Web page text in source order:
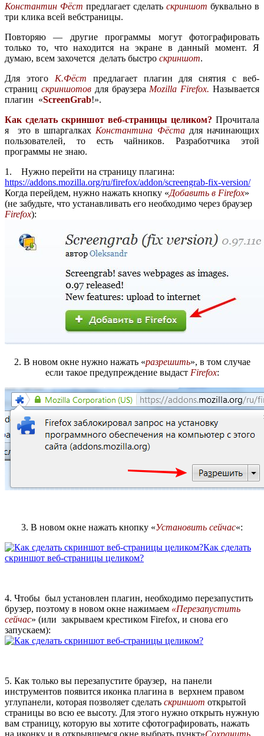
Константин Фёст предлагает сделать скриншот буквально в
три клика всей вебстраницы.
Повторяю — другие программы могут фотографировать
только то, что находится на экране в данный момент. Я
думаю, всем захочется делать быстро скриншот.
Для этого К.Фёст предлагает плагин для снятия с веб-
страниц скриншотовдля браузера Mozilla Firefox. Называется
плагин «ScreenGrab!».
Как сделать скриншот веб-страницы целиком? Прочитала
я это в шпаргалках Константина Фёстадля начинающих
пользователей, то есть чайников. Разработчика этой
программы не знаю.
1. Нужно перейти на страницу плагина:
https://addons.mozilla.org/ru/firefox/addon/screengrab-fix-version/
Когда перейдем, нужно нажать кнопку «Добавить в Firefox»
(не забудьте, что устанавливать его необходимо через браузер
Firefox):
2. В новом окне нужно нажать «разрешить», в том случае
если такое предупреждение выдаст Firefox:
3. В новом окне нажать кнопку «Установить сейчас«:
4. Чтобы был установлен плагин, необходимо перезапустить
брузер, поэтому в новом окне нажимаем «Перезапустить
сейчас» (или закрываем крестиком Firefox, и снова его
запускаем):
5. Как только вы перезапустите браузер, на панели
инструментов появится иконка плагина в верхнем правом
углупанели, которая позволяет сделать скриншот открытой
страницы во всю ее высоту. Для этого нужно открыть нужную
вам страницу, которую вы хотите сфотографировать, нажать
на иконку и в открывшемся окне выбрать пункт»Сохранить